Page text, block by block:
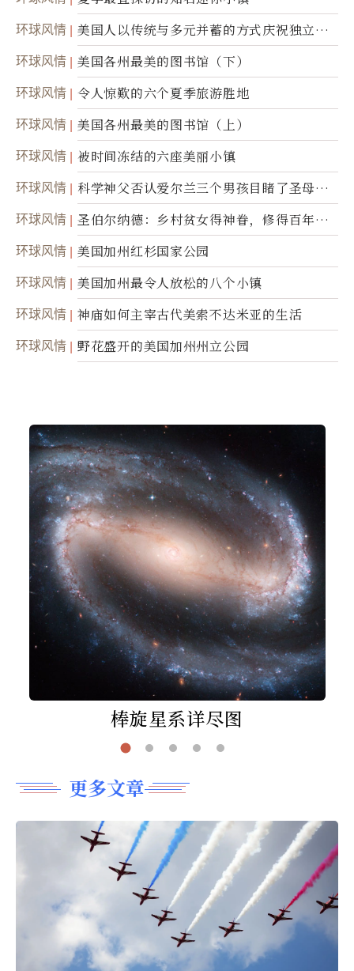
环球风情
美国人以传统与多元并蓄的方式庆祝独立日2
50周年
环球风情 美国各州最美的图书馆（下）
环球风情 令人惊歎的六个夏季旅游胜地
环球风情 美国各州最美的图书馆（上）
环球风情 被时间冻结的六座美丽小镇
环球风情
科学神父否认爱尔兰三个男孩目睹了圣母显
灵
环球风情
圣伯尔纳德：乡村贫女得神眷，修得百年不
腐身
环球风情 美国加州红杉国家公园
环球风情 美国加州最令人放松的八个小镇
环球风情 神庙如何主宰古代美索不达米亚的生活
环球风情 野花盛开的美国加州州立公园
棒旋星系详尽图
更多文章